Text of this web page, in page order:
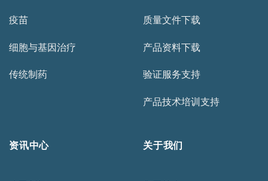
疫苗
细胞与基因治疗
传统制药
质量文件下载
产品资料下载
验证服务支持
产品技术培训支持
资讯中心 关于我们